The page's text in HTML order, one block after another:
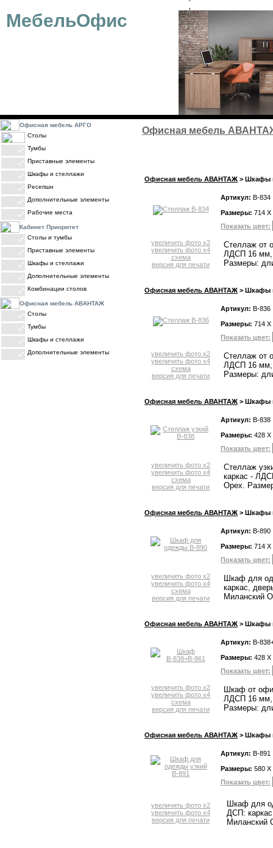
МебельОфис
Офисная мебель АРГО
Столы
Тумбы
Приставные элементы
Шкафы и стеллажи
Ресепшн
Дополнительные элементы
Рабочие места
Кабинет Приоритет
Столы и тумбы
Приставные элементы
Шкафы и стеллажи
Дополнительные элементы
Комбинации столов
Офисная мебель АВАНТАЖ
Столы
Тумбы
Шкафы и стеллажи
Дополнительные элементы
Офисная мебель
Офисная мебель АВАНТАЖ > Шкафы
Артикул: В-834
Размеры: 714 X
Показать цвет:
увеличить фото x2
увеличить фото x4
схема
версия для печати
Стеллаж от
ЛДСП 16 мм,
Размеры:
Офисная мебель АВАНТАЖ > Шкафы
Артикул: В-836
Размеры: 714 X
Показать цвет:
увеличить фото x2
увеличить фото x4
схема
версия для печати
Стеллаж от
ЛДСП 16 мм,
Размеры:
Офисная мебель АВАНТАЖ > Шкафы
Артикул: В-838
Размеры: 428 X
Показать цвет:
увеличить фото x2
увеличить фото x4
схема
версия для печати
Стеллаж
каркас -
Орех.
Офисная мебель АВАНТАЖ > Шкафы
Артикул: В-890
Размеры: 714 X
Показать цвет:
увеличить фото x2
увеличить фото x4
схема
версия для печати
Шкаф для
каркас,
Миланский
Офисная мебель АВАНТАЖ > Шкафы
Артикул: В-
Размеры: 428 X
Показать цвет:
увеличить фото x2
увеличить фото x4
схема
версия для печати
Шкаф от
ЛДСП 16 мм,
Размеры:
Офисная мебель АВАНТАЖ > Шкафы
Артикул: В-891
Размеры: 580 X
Показать цвет:
увеличить фото x2
увеличить фото x4
версия для печати
Шкаф для
ДСП:
Миланский